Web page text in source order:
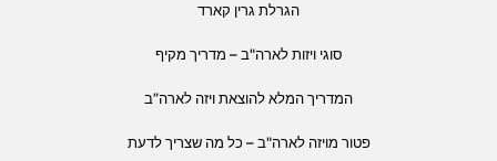
הגרלת גרין קארד
סוגי ויזות לארה"ב – מדריך מקיף
המדריך המלא להוצאת ויזה לארה”ב
פטור מויזה לארה"ב – כל מה שצריך לדעת